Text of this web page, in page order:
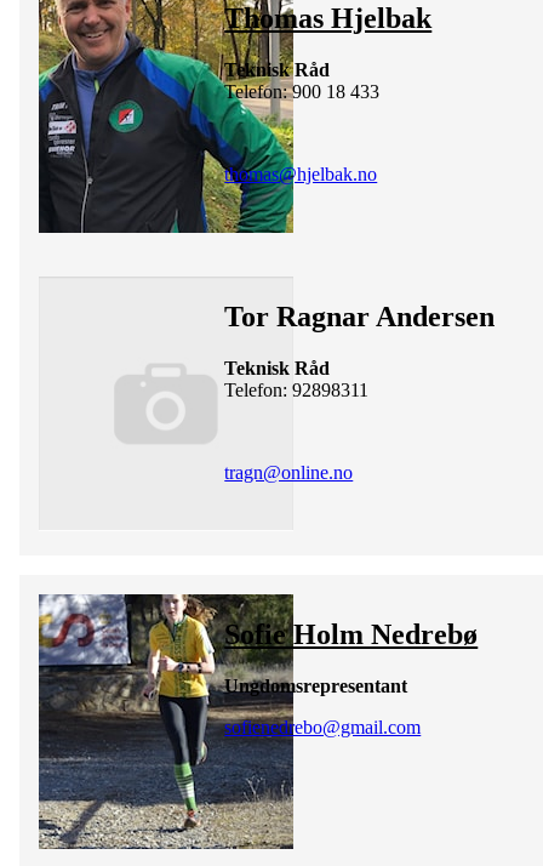
Thomas Hjelbak
Teknisk Råd
Telefon: 900 18 433
thomas@hjelbak.no
Tor Ragnar Andersen
Teknisk Råd
Telefon: 92898311
tragn@online.no
Sofie Holm Nedrebø
Ungdomsrepresentant
sofienedrebo@gmail.com